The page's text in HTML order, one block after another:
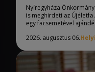
Nyíregyháza
is meghirdeti az
egy facsemetével
2026. augusztus 06.Helyi